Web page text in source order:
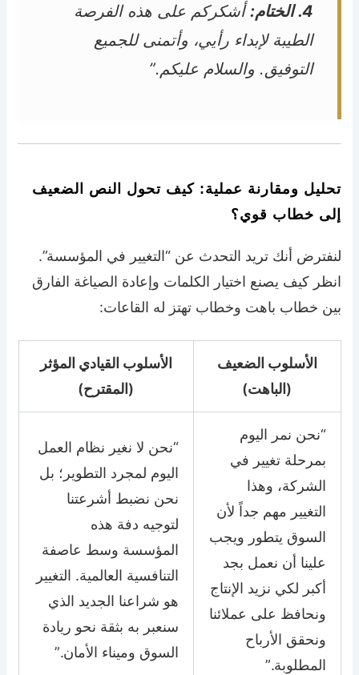
4. الختام:
أشكركم على هذه الفرصة
الطيبة لإبداء رأيي، وأتمنى للجميع
التوفيق. والسلام عليكم.”
تحليل ومقارنة عملية: كيف تحول النص الضعيف
إلى خطاب قوي؟
لنفترض أنك تريد التحدث عن “التغيير في المؤسسة”.
انظر كيف يصنع اختيار الكلمات وإعادة الصياغة الفارق
بين خطاب باهت وخطاب تهتز له القاعات:
الأسلوب الضعيف
(الباهت)
الأسلوب القيادي المؤثر
(المقترح)
“نحن نمر اليوم
بمرحلة تغيير في
الشركة، وهذا
التغيير مهم جداً لأن
السوق يتطور ويجب
علينا أن نعمل بجد
أكبر لكي نزيد الإنتاج
ونحافظ على عملائنا
ونحقق الأرباح
المطلوبة.”
“نحن لا نغير نظام العمل
اليوم لمجرد التطوير؛ بل
نحن نضبط أشرعتنا
لتوجيه دفة هذه
المؤسسة وسط عاصفة
التنافسية العالمية. التغيير
هو شراعنا الجديد الذي
سنعبر به بثقة نحو ريادة
السوق وميناء الأمان.”